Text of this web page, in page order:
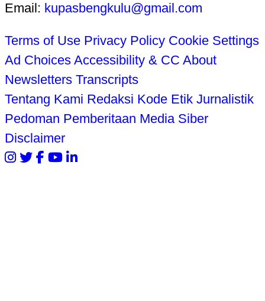
Email: kupasbengkulu@gmail.com
Terms of Use Privacy Policy Cookie Settings
Ad Choices Accessibility & CC About
Newsletters Transcripts
Tentang Kami Redaksi Kode Etik Jurnalistik
Pedoman Pemberitaan Media Siber
Disclaimer